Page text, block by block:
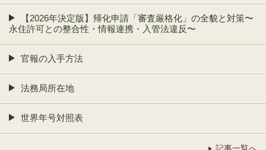
【2026年決定版】帰化申請「審査厳格化」の全貌と対策〜
永住許可との整合性・情報連携・入管法違反〜
官報の入手方法
法務局所在地
世界年号対照表